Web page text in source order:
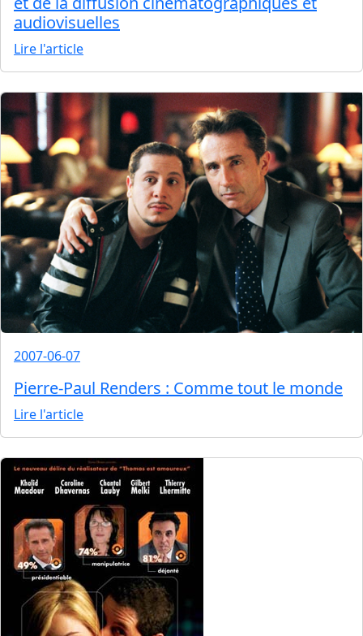
audiovisuelles
Lire l'article
2007-06-07
Pierre-Paul Renders : Comme tout le monde
Lire l'article